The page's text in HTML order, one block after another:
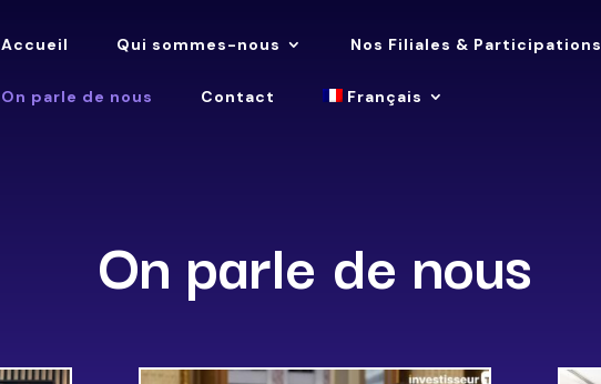
Accueil Qui sommes-nous Nos Filiales & Participations
On parle de nous Contact Français
On parle de nous